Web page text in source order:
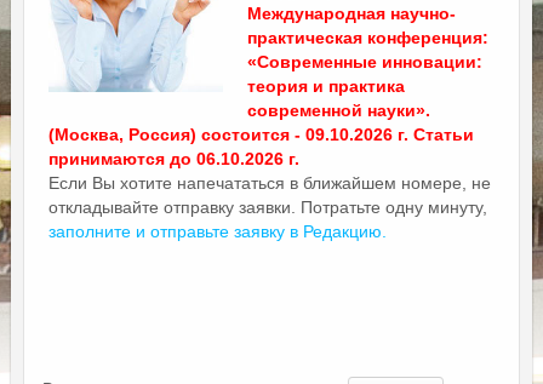
Международная научно-
практическая конференция:
«Современные инновации:
теория и практика
современной науки».
(Москва, Россия) состоится - 09.10.2026 г. Статьи
принимаются до 06.10.2026 г.
Если Вы хотите напечататься в ближайшем номере, не
откладывайте отправку заявки. Потратьте одну минуту,
заполните и отправьте заявку в Редакцию.